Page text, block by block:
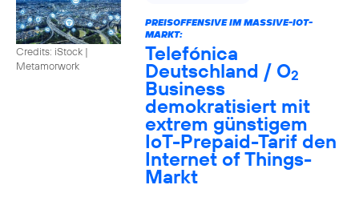
Credits: iStock |
Metamorwork
PREISOFFENSIVE IM MASSIVE-IOT-
MARKT:
Telefónica
Deutschland / O2
Business
demokratisiert mit
extrem günstigem
IoT-Prepaid-Tarif den
Internet of Things-
Markt